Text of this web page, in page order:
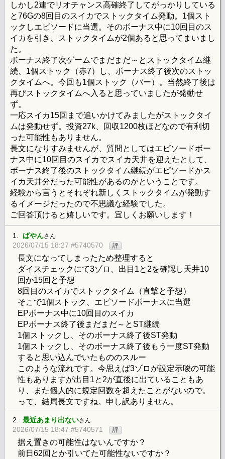
しかし2連でリオチャンス高確終了してがっかりしている
と76Gの8回目のスイカでストックタイム発動。1個スト
ックしエピソードに当選。そのボーナス中に10回目のス
イカを引き、ストックタイムが2個あると思ってまいまし
た。
ボーナス終了次ゲームでまだまだ～とストックタイム継
続、1個ストック（赤7）し、ボーナス終了後次のストッ
クタイムへ。今回も1個ストック（バー）。当然終了後は
再びストックタイムへ入ると思っていましたが発動せ
ず。
一応スイカ15回まで追いかけてみましたがストックタイ
ムは発動せず。投資27k、回収1200枚ほどなので有利切
った可能性もありません。
長文になりすみませんが、質問としてはエピソードボー
ナス中に10回目のスイカでスイカ天井を迎えたとして、
ボーナス終了後のストックタイム継続がエピソードかス
イカ天井分だった可能性があるのかということです。
経験から言うとそれぞれ新しくストックタイムが発動す
るイメージだったので不思議な経験でした。
ご回答頂けると嬉しいです。宜しくお願いします！
1. ばやんさん
2026/07/15 18:27 #5740570 評
長文になってしまったため整理すると
ダイスチェックにて3ゾロ、出目1と2を確認し天井10
回か15回と予想
8回目のスイカでストックタイム（直撃と予想）
そこで1個ストック、エピソードボーナスに当選
EPボーナス中に10回目のスイカ
EPボーナス終了後まだまだ～とST継続
1個ストックし、そのボーナス終了後ST発動
1個ストックし、そのボーナス終了後もう一度ST発動
すると思い込んでいたもののスルー
このような流れです。今思えば3ゾロが設定示唆の可能
性もありますが出目1と2が直後に出ていることもあ
り、また個人的に規定回数を超えたことがないので。
って、結局長文ですね。申し訳ありません。
2. 最近あまり出ないさん
2026/07/15 18:47 #5740571 評
据え置きの可能性はないんですか？
前日62回とか引いてた可能性ないですか？